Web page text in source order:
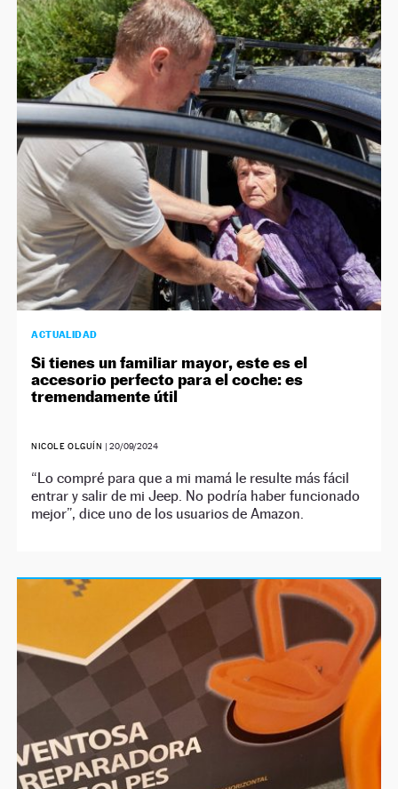
ACTUALIDAD
Si tienes un familiar mayor, este es el
accesorio perfecto para el coche: es
tremendamente útil
NICOLE OLGUÍN | 20/09/2024
“Lo compré para que a mi mamá le resulte más fácil
entrar y salir de mi Jeep. No podría haber funcionado
mejor”, dice uno de los usuarios de Amazon.